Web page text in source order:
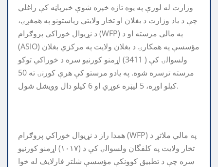
وزارت له لورې په یوه تازه خپره شوې خبرپاڼه کې راغلي
چې د یاد وزارت د بغلان او تخار ولایتي ریاستونو په همغږۍ،
د نړیوال خوراکي پروګرام (WFP) په مالي مرسته او د
(ASIO) مؤسسې په همکارۍ د بغلان ولایت په مرکزي بغلان
ولسوالۍ کې ( 3411) اړمنو کورنیو سره د خوراکي توکو
مرسته ترسره شوه. په یادو مرستو کې هرې کورنۍ ته 50
کیلو اوړه، 5 لیټره غوړي او 6 کیلو دال وویشل شول.
همدا راز د نړیوال خوراکي پروګرام (WFP) په مالي ملاتړ د
تخار ولایت په کلفگان ولسوالۍ کې د (۱۰۱۷) اړمنو کورنیو
سره چې د تطبیق کوونکې مؤسسې شلتر فارلایف له خوا